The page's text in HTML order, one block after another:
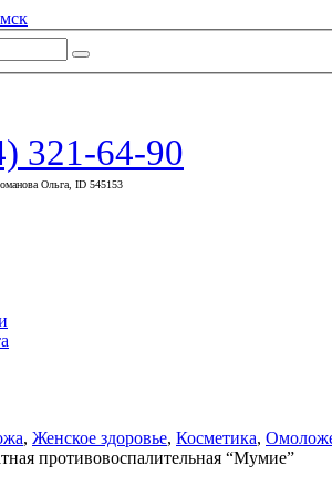
321-64-90
Ольга, ID 545153
, Женское здоровье, Косметика,
противовоспалительная “Мумие”